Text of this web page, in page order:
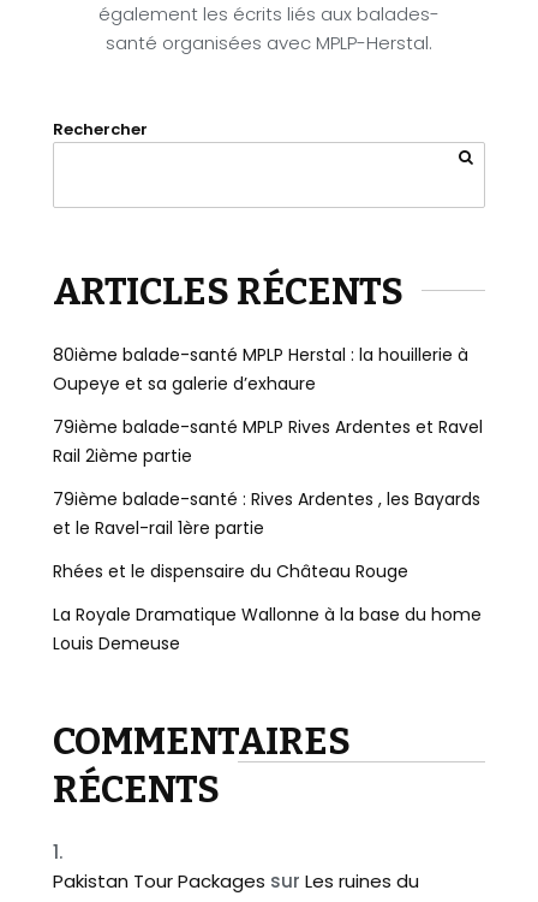
également les écrits liés aux balades-
santé organisées avec MPLP-Herstal.
Rechercher
ARTICLES RÉCENTS
80ième balade-santé MPLP Herstal : la houillerie à
Oupeye et sa galerie d’exhaure
79ième balade-santé MPLP Rives Ardentes et Ravel
Rail 2ième partie
79ième balade-santé : Rives Ardentes , les Bayards
et le Ravel-rail 1ère partie
Rhées et le dispensaire du Château Rouge
La Royale Dramatique Wallonne à la base du home
Louis Demeuse
COMMENTAIRES
RÉCENTS
Pakistan Tour Packages sur Les ruines du